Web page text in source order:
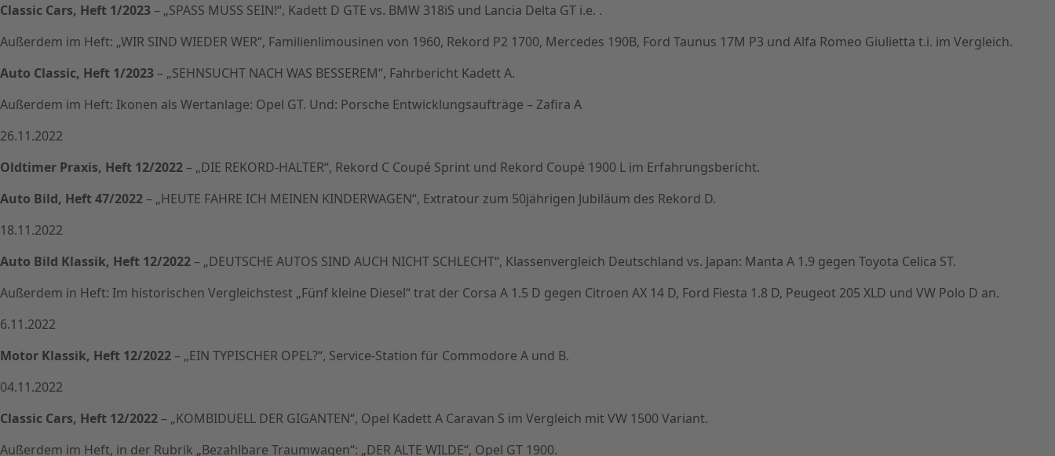
Classic Cars, Heft 1/2023– „SPASS MUSS SEIN!“, Kadett D GTE vs. BMW 318iS und Lancia Delta GT i.e. .
Außerdem im Heft: „WIR SIND WIEDER WER“, Familienlimousinen von 1960, Rekord P2 1700, Mercedes 190B, Ford Taunus 17M P3 und Alfa Romeo Giulietta t.i. im Vergleich.
Auto Classic, Heft 1/2023– „SEHNSUCHT NACH WAS BESSEREM“, Fahrbericht Kadett A.
Außerdem im Heft: Ikonen als Wertanlage: Opel GT. Und: Porsche Entwicklungsaufträge – Zafira A
26.11.2022
Oldtimer Praxis, Heft 12/2022– „DIE REKORD-HALTER“, Rekord C Coupé Sprint und Rekord Coupé 1900 L im Erfahrungsbericht.
Auto Bild, Heft 47/2022– „HEUTE FAHRE ICH MEINEN KINDERWAGEN“, Extratour zum 50jährigen Jubiläum des Rekord D.
18.11.2022
Auto Bild Klassik, Heft 12/2022– „DEUTSCHE AUTOS SIND AUCH NICHT SCHLECHT“, Klassenvergleich Deutschland vs. Japan: Manta A 1.9 gegen Toyota Celica ST.
Außerdem in Heft: Im historischen Vergleichstest „Fünf kleine Diesel“ trat der Corsa A 1.5 D gegen Citroen AX 14 D, Ford Fiesta 1.8 D, Peugeot 205 XLD und VW Polo D an.
6.11.2022
Motor Klassik, Heft 12/2022– „EIN TYPISCHER OPEL?“, Service-Station für Commodore A und B.
04.11.2022
Classic Cars, Heft 12/2022– „KOMBIDUELL DER GIGANTEN“, Opel Kadett A Caravan S im Vergleich mit VW 1500 Variant.
Außerdem im Heft, in der Rubrik „Bezahlbare Traumwagen“: „DER ALTE WILDE“, Opel GT 1900.